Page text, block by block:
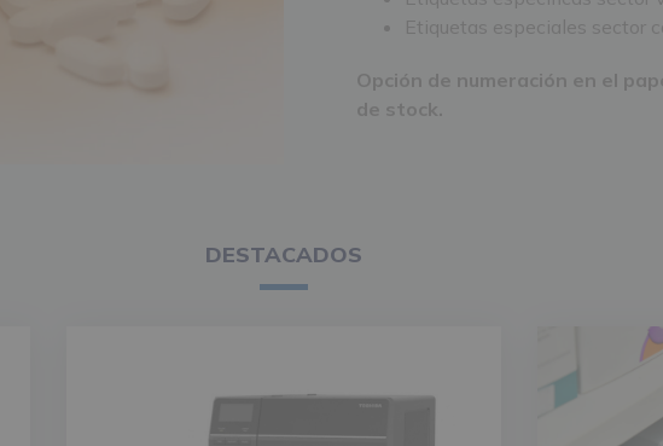
Etiquetas especiales sector
Opción de numeración en el
de stock.
DESTACADOS